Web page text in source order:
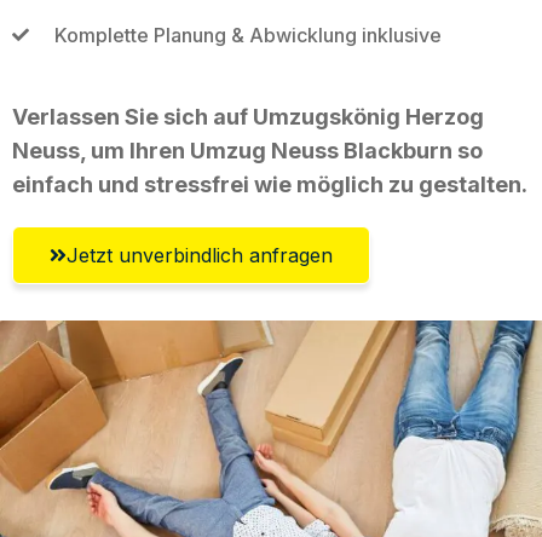
Komplette Planung & Abwicklung inklusive
Verlassen Sie sich auf Umzugskönig Herzog
Neuss, um Ihren Umzug Neuss Blackburn so
einfach und stressfrei wie möglich zu gestalten.
Jetzt unverbindlich anfragen